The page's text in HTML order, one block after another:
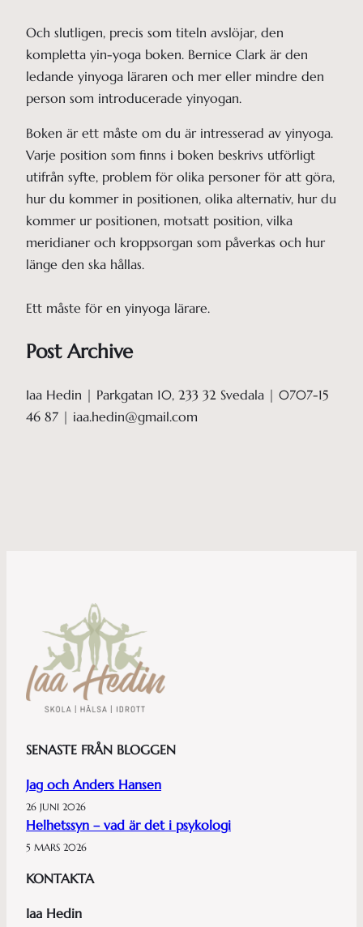
Och slutligen, precis som titeln avslöjar, den
kompletta yin-yoga boken. Bernice Clark är den
ledande yinyoga läraren och mer eller mindre den
person som introducerade yinyogan.
Boken är ett måste om du är intresserad av yinyoga.
Varje position som finns i boken beskrivs utförligt
utifrån syfte, problem för olika personer för att göra,
hur du kommer in positionen, olika alternativ, hur du
kommer ur positionen, motsatt position, vilka
meridianer och kroppsorgan som påverkas och hur
länge den ska hållas.
Ett måste för en yinyoga lärare.
Post Archive
Iaa Hedin | Parkgatan 10, 233 32 Svedala | 0707-15
46 87 | iaa.hedin@gmail.com
SENASTE FRÅN BLOGGEN
Jag och Anders Hansen
26 JUNI 2026
Helhetssyn – vad är det i psykologi
5 MARS 2026
KONTAKTA
Iaa Hedin